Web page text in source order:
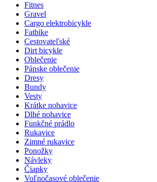
Fitnes
Gravel
Cargo elektrobicykle
Fatbike
Cestovateľské
Dirt bicykle
Oblečenie
Pánske oblečenie
Dresy
Bundy
Vesty
Krátke nohavice
Dlhé nohavice
Funkčné prádlo
Rukavice
Zimné rukavice
Ponožky
Návleky
Čiapky
Voľnočasové oblečenie